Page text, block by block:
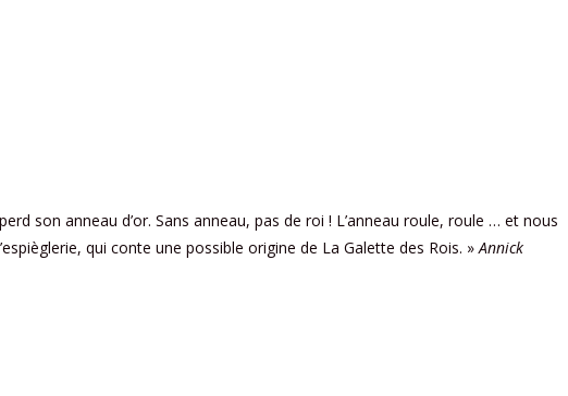
son anneau d’or. Sans anneau, pas de roi ! L’anneau roule, roule … et nous
qui conte une possible origine de La Galette des Rois. »Annick